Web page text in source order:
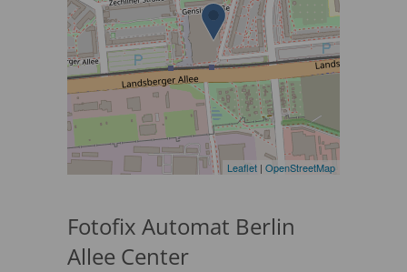
Leaflet | OpenStreetMap
Fotofix Automat Berlin
Allee Center